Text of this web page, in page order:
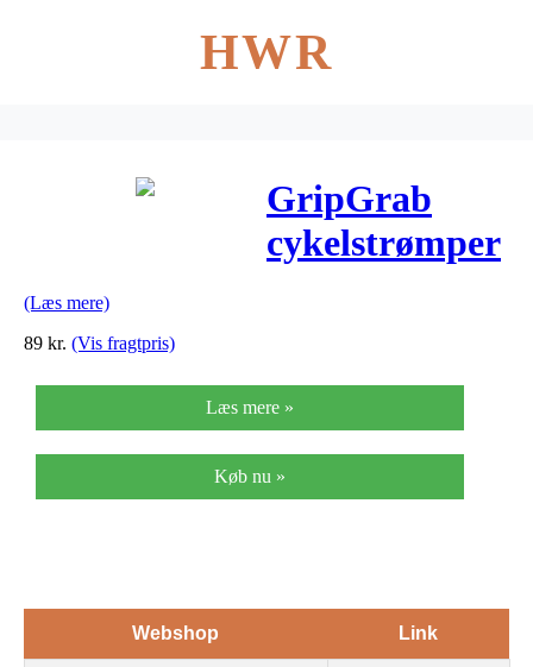
HWR
GripGrab
cykelstrømper
(Læs mere)
89 kr. (Vis fragtpris)
Læs mere »
Køb nu »
Webshop Link